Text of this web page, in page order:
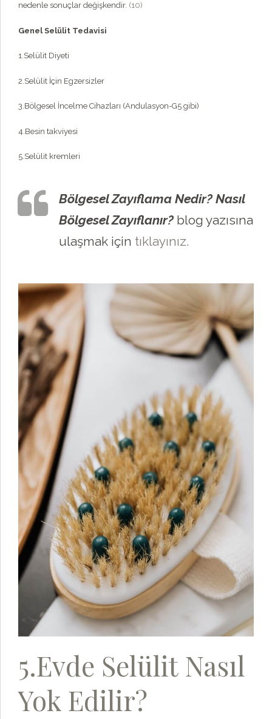
nedenle sonuçlar değişkendir. (10)
Genel Selülit Tedavisi
1.Selülit Diyeti
2.Selülit İçin Egzersizler
3.Bölgesel İncelme Cihazları (Andulasyon-G5 gibi)
4.Besin takviyesi
5.Selülit kremleri
Bölgesel Zayıflama Nedir? Nasıl
Bölgesel Zayıflanır?blog yazısına
ulaşmak için tıklayınız.
5.Evde Selülit Nasıl
Yok Edilir?